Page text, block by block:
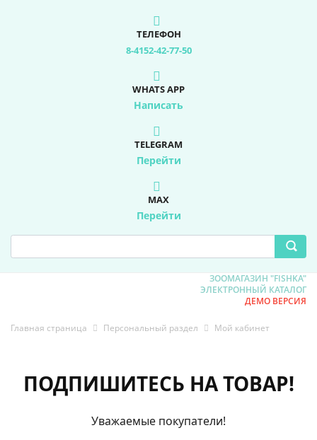
ТЕЛЕФОН
8-4152-42-77-50
WHATS APP
Написать
TELEGRAM
Перейти
MAX
Перейти
ЗООМАГАЗИН "FISHKA"
ЭЛЕКТРОННЫЙ КАТАЛОГ
ДЕМО ВЕРСИЯ
Главная страница Персональный раздел Мой кабинет
ПОДПИШИТЕСЬ НА ТОВАР!
Уважаемые покупатели!